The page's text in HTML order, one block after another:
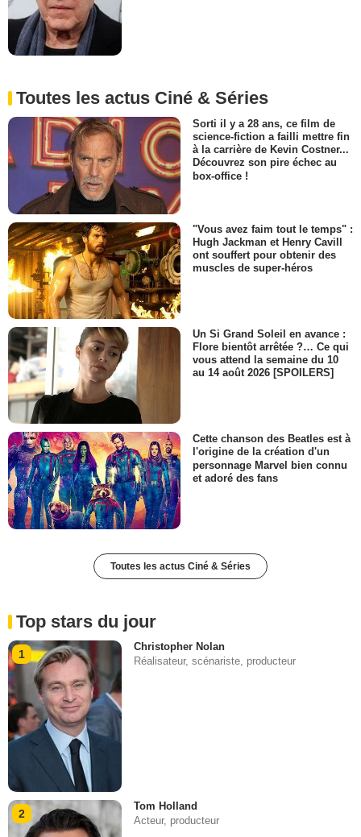
Toutes les actus Ciné & Séries
Sorti il y a 28 ans, ce film de
science-fiction a failli mettre fin
à la carrière de Kevin Costner...
Découvrez son pire échec au
box-office !
"Vous avez faim tout le temps" :
Hugh Jackman et Henry Cavill
ont souffert pour obtenir des
muscles de super-héros
Un Si Grand Soleil en avance :
Flore bientôt arrêtée ?… Ce qui
vous attend la semaine du 10
au 14 août 2026 [SPOILERS]
Cette chanson des Beatles est à
l'origine de la création d'un
personnage Marvel bien connu
et adoré des fans
Toutes les actus Ciné & Séries
Top stars du jour
1
Christopher Nolan
Réalisateur, scénariste, producteur
2
Tom Holland
Acteur, producteur